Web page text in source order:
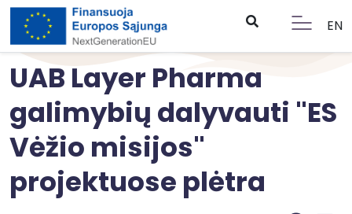
EN
UAB Layer Pharma
galimybių dalyvauti "ES
Vėžio misijos"
projektuose plėtra